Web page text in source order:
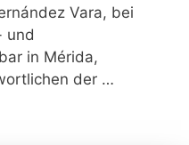
Vara, bei
und
in Mérida,
der …